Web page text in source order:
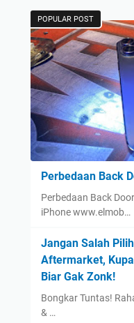
POPULAR POST
Perbedaan Back
Perbedaan Back
iPhone www.elmob…
Jangan Salah
Aftermarket,
Biar Gak Zonk!
Bongkar Tuntas!
& …